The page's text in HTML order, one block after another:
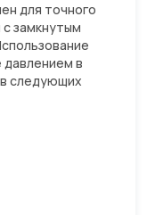
для точного
с замкнутым
давлением в
следующих